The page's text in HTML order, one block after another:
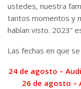
ustedes, nuestra
tantos momentos y
habían visto. 2023”
Las fechas en que
24 de agosto –
26 de agosto –